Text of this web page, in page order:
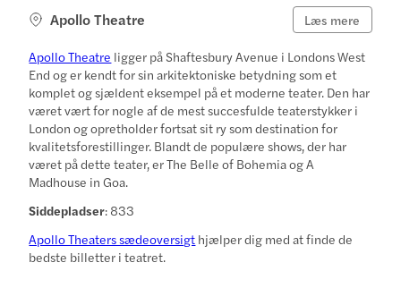
Apollo Theatre Læs mere
Apollo Theatre ligger på Shaftesbury Avenue i Londons West
End og er kendt for sin arkitektoniske betydning som et
komplet og sjældent eksempel på et moderne teater. Den har
været vært for nogle af de mest succesfulde teaterstykker i
London og opretholder fortsat sit ry som destination for
kvalitetsforestillinger. Blandt de populære shows, der har
været på dette teater, er The Belle of Bohemia og A
Madhouse in Goa.
Siddepladser: 833
Apollo Theaters sædeoversigt hjælper dig med at finde de
bedste billetter i teatret.